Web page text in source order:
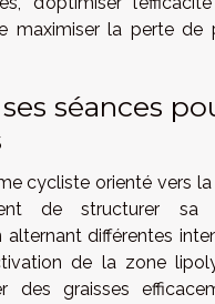
maximiser la perte de
séances
cycliste orienté vers
de structurer sa
alternant différentes
de la zone
des graisses